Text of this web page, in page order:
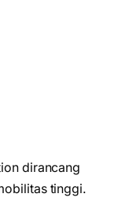
dirancang
tinggi.